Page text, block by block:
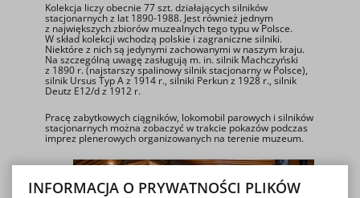
Kolekcja liczy obecnie 77 szt. działających silników
stacjonarnych z lat 1890-1988. Jest również jednym
z największych zbiorów muzealnych tego typu w Polsce.
W skład kolekcji wchodzą polskie i zagraniczne silniki.
Niektóre z nich są jedynymi zachowanymi w naszym kraju.
Na szczególną uwagę zasługują m. in. silnik Machczyński
z 1890 r. (najstarszy spalinowy silnik stacjonarny w Polsce),
silnik Ursus Typ A z 1914 r., silniki Perkun z 1928 r., silnik
Deutz E12/d z 1912 r.
Pracę zabytkowych ciągników, lokomobil parowych i silników
stacjonarnych można zobaczyć w trakcie pokazów podczas
imprez plenerowych organizowanych na terenie muzeum.
INFORMACJA O PRYWATNOŚCI PLIKÓW